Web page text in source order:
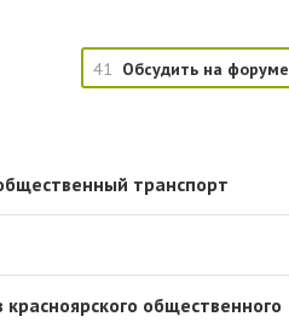
41 Обсудить на форуме
транспорт
общественного